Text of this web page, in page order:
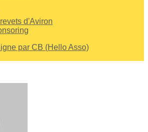
d'Aviron
par CB (Hello Asso)